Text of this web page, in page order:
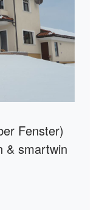
Fenster)
& smartwin